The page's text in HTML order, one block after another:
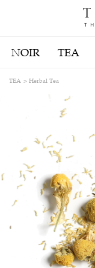
NOIR TEA
TEA Herbal Tea